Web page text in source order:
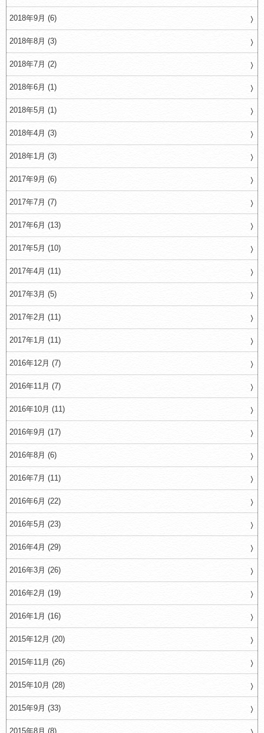
2018年9月 (6)
2018年8月 (3)
2018年7月 (2)
2018年6月 (1)
2018年5月 (1)
2018年4月 (3)
2018年1月 (3)
2017年9月 (6)
2017年7月 (7)
2017年6月 (13)
2017年5月 (10)
2017年4月 (11)
2017年3月 (5)
2017年2月 (11)
2017年1月 (11)
2016年12月 (7)
2016年11月 (7)
2016年10月 (11)
2016年9月 (17)
2016年8月 (6)
2016年7月 (11)
2016年6月 (22)
2016年5月 (23)
2016年4月 (29)
2016年3月 (26)
2016年2月 (19)
2016年1月 (16)
2015年12月 (20)
2015年11月 (26)
2015年10月 (28)
2015年9月 (33)
2015年8月 (8)